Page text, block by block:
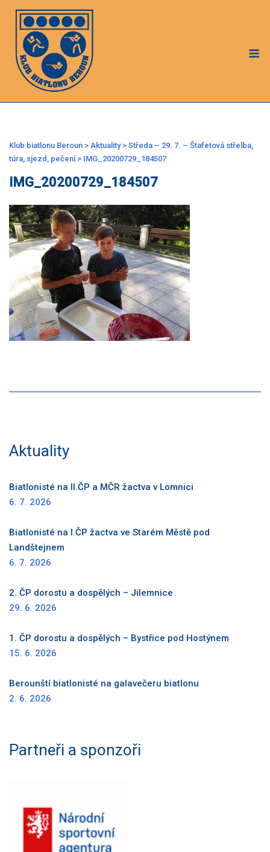
Skip
content
Klub biatlonu Beroun > Aktuality> Středa – 29. 7. – Štafetová střelba,
túra, sjezd, pečení> IMG_20200729_184507
IMG_20200729_184507
Aktuality
Biatlonisté na II.ČP a MČR žactva v Lomnici
6. 7. 2026
Biatlonisté na I.ČP žactva ve Starém Městě pod
Landštejnem
6. 7. 2026
2. ČP dorostu a dospělých – Jilemnice
29. 6. 2026
1. ČP dorostu a dospělých – Bystřice pod Hostýnem
15. 6. 2026
Berounští biatlonisté na galavečeru biatlonu
2. 6. 2026
Partneři a sponzoři